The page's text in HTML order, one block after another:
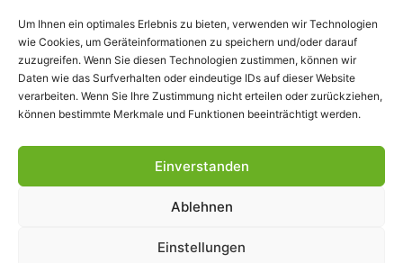
Um Ihnen ein optimales Erlebnis zu bieten, verwenden wir Technologien
wie Cookies, um Geräteinformationen zu speichern und/oder darauf
zuzugreifen. Wenn Sie diesen Technologien zustimmen, können wir
Daten wie das Surfverhalten oder eindeutige IDs auf dieser Website
verarbeiten. Wenn Sie Ihre Zustimmung nicht erteilen oder zurückziehen,
können bestimmte Merkmale und Funktionen beeinträchtigt werden.
Einverstanden
Ablehnen
Einstellungen
Datenschutzerklärung
Stolz präsentiert vonWordPress